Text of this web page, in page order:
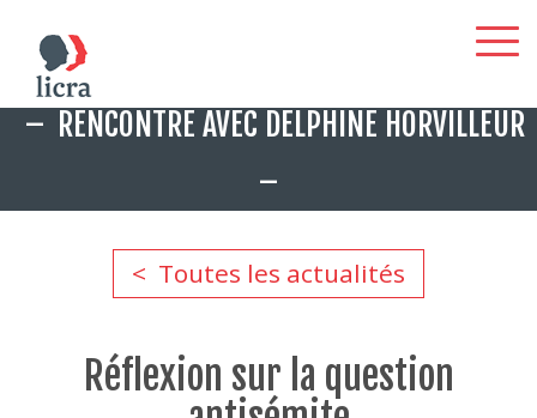
Aller
RENCONTRE AVEC DELPHINE HORVILLEUR
Toutes les actualités
Réflexion sur la question